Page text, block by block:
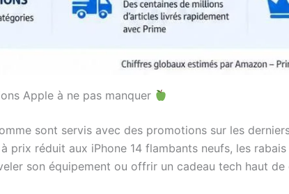
Apple à ne pas manquer
sont servis avec des promotions sur les
à prix réduit aux iPhone 14 flambants neufs, les
son équipement ou offrir un cadeau tech haut de